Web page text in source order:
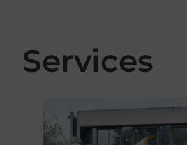
Services